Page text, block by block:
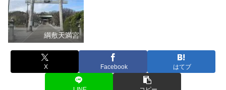
綱敷天満宮
X Facebook はてブ